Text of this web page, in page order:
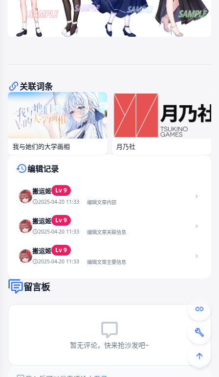
关联词条
我与她们的大学画相 月乃社
编辑记录
搬运姬 Lv 9
2025-04-20 11:33 编辑文章内容
搬运姬 Lv 9
2025-04-20 11:33 编辑文章关联信息
搬运姬 Lv 9
2025-04-20 11:33 编辑文章主要信息
留言板
暂无评论，快来抢沙发吧~